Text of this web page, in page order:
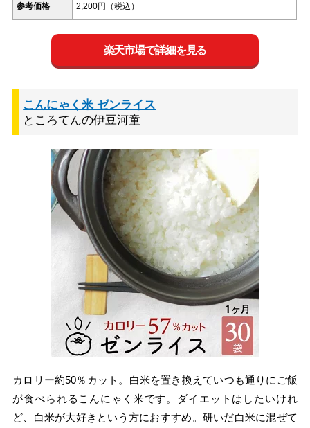
参考価格 2,200円（税込）
楽天市場で詳細を見る
こんにゃく米 ゼンライス
ところてんの伊豆河童
カロリー約50％カット。白米を置き換えていつも通りにご飯
が食べられるこんにゃく米です。ダイエットはしたいけれ
ど、白米が大好きという方におすすめ。研いだ白米に混ぜて